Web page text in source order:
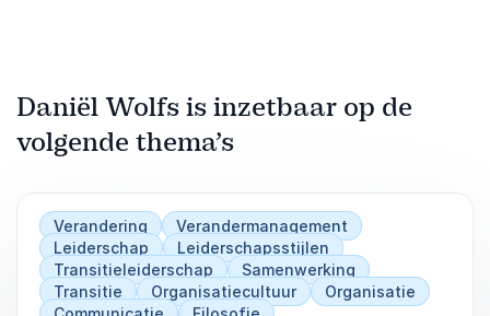
Daniël Wolfs is inzetbaar op de
volgende thema’s
Verandering
Verandermanagement
Leiderschap
Leiderschapsstijlen
Transitieleiderschap
Samenwerking
Transitie
Organisatiecultuur
Organisatie